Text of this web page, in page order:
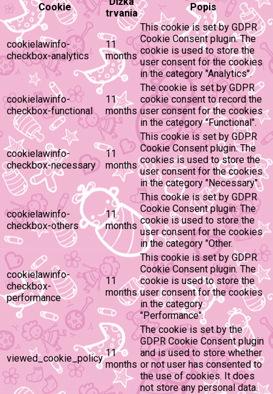
Cookie
trvania
Popis
cookielawinfo-
checkbox-analytics
11
months
This cookie is set by GDPR
Cookie Consent plugin. The
cookie is used to store the
user consent for the cookies
in the category "Analytics".
cookielawinfo-
checkbox-functional
11
months
The cookie is set by GDPR
cookie consent to record the
user consent for the cookies
in the category "Functional".
cookielawinfo-
checkbox-necessary
11
months
This cookie is set by GDPR
Cookie Consent plugin. The
cookies is used to store the
user consent for the cookies
in the category "Necessary".
cookielawinfo-
checkbox-others
11
months
This cookie is set by GDPR
Cookie Consent plugin. The
cookie is used to store the
user consent for the cookies
in the category "Other.
cookielawinfo-
checkbox-
performance
11
months
This cookie is set by GDPR
Cookie Consent plugin. The
cookie is used to store the
user consent for the cookies
in the category
"Performance".
viewed_cookie_policy 11
months
The cookie is set by the
GDPR Cookie Consent plugin
and is used to store whether
or not user has consented to
the use of cookies. It does
not store any personal data.